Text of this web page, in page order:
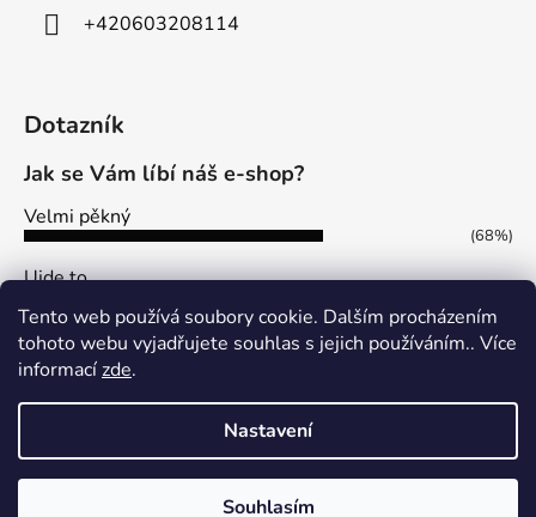
Tento web používá soubory cookie. Dalším procházením
tohoto webu vyjadřujete souhlas s jejich používáním.. Více
informacízde.
Nastavení
Souhlasím
+420603208114
Dotazník
Jak se Vám líbí náš e-shop?
Velmi pěkný
(68%)
Ujde to
Nelíbí se mi
(19%)
Vytvořil Shoptet